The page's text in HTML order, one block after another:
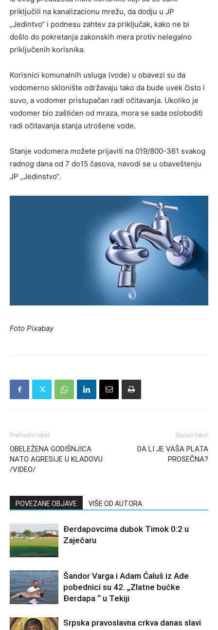
priključili na kanalizacionu mrežu, da dodju u JP
„Jedintvo“ i podnesu zahtev za priključak, kako ne bi
došlo do pokretanja zakonskih mera protiv nelegalno
priključenih korisnika.
Korisnici komunalnih usluga (vode) u obavezi su da
vodomerno sklonište održavaju tako da bude uvek čisto i
suvo, a vodomer pristupačan radi očitavanja. Ukoliko je
vodomer bio zaštićen od mraza, mora se sada osloboditi
radi očitavanja stanja utrošene vode.
Stanje vodomera možete prijaviti na 019/800-361 svakog
radnog dana od 7 do15 časova, navodi se u obaveštenju
JP „Jedinstvo“.
Foto Pixabay
Prethodni tekst
OBELEŽENA GODIŠNJICA
NATO AGRESIJE U KLADOVU
/VIDEO/
Sledeći tekst
DA LI JE VAŠA PLATA
PROSEČNA?
POVEZANE OBJAVE VIŠE OD AUTORA
Đerdapovcima dubok Timok 0:2 u
Zaječaru
Šandor Varga i Adam Ćaluš iz Ade
pobednici su 42. „Zlatne bućke
Đerdapa “ u Tekiji
Srpska pravoslavna crkva danas slavi